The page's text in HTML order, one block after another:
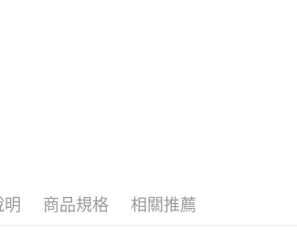
明 商品規格 相關推薦